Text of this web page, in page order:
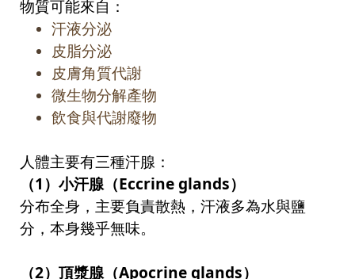
物質可能來自：
汗液分泌
皮脂分泌
皮膚角質代謝
微生物分解產物
飲食與代謝廢物
人體主要有三種汗腺：
（1 ）小汗腺（Eccrine glands）
分布全身，主要負責散熱，汗液多為水與鹽
分，本身幾乎無味。
（2）頂漿腺（Apocrine glands）